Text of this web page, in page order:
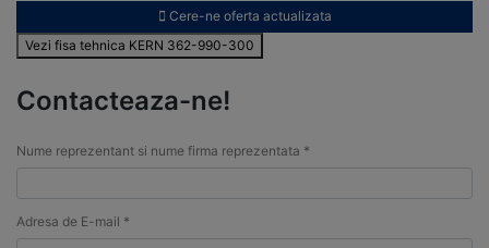
Cere-ne oferta actualizata
Vezi fisa tehnica KERN 362-990-300
Contacteaza-ne!
Nume reprezentant si nume firma reprezentata *
Adresa de E-mail *